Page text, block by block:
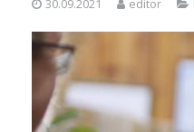
30.09.2021 editor